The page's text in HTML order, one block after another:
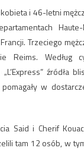
i 46-letni
Trzeciego
Reims. Według
źródła
w
Said i Cherif
tam 12 osób, w